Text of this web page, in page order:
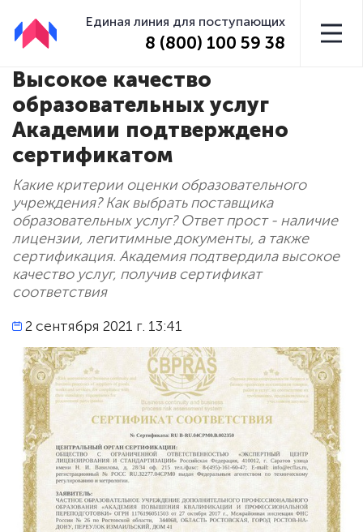
Единая линия для поступающих
8 (800) 100 59 38
Высокое качество
образовательных услуг
Академии подтверждено
сертификатом
Какие критерии оценки образовательного
учреждения? Как выбрать поставщика
образовательных услуг? Ответ прост - наличие
лицензии, легитимные документы, а также
сертификация. Академия подтвердила высокое
качество услуг, получив сертификат
соответствия
2 сентября 2021 г. 13:41